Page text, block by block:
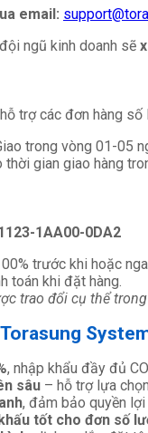
email:
ngũ kinh doanh sẽ
trợ các đơn hàng số
trong vòng 01-05
thời gian giao hàng
1AA00-0DA2
trước khi hoặc
toán khi đặt hàng.
trao đổi cụ thể
, nhập khẩu đầy đủ
sâu – hỗ trợ lựa
, đảm bảo quyền lợi
tốt cho đơn số